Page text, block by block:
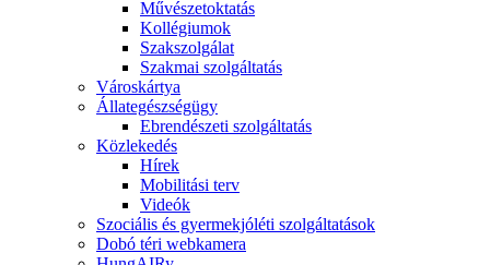
Művészetoktatás
Kollégiumok
Szakszolgálat
Szakmai szolgáltatás
Városkártya
Állategészségügy
Ebrendészeti szolgáltatás
Közlekedés
Hírek
Mobilitási terv
Videók
Szociális és gyermekjóléti szolgáltatások
Dobó téri webkamera